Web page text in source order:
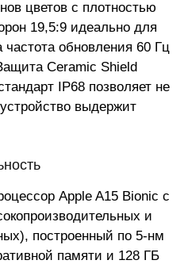
цветов с плотностью
19,5:9 идеально для
обновления 60 Гц
Ceramic Shield
IP68 позволяет не
выдержит
Apple A15 Bionic с
и
построенный по 5-нм
памяти и 128 ГБ